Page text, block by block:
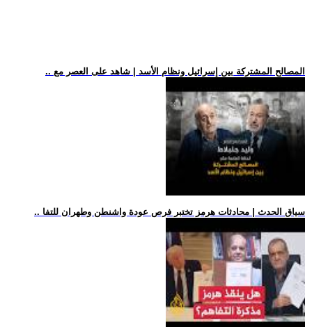
.. المصالح المشتركة بين إسرائيل ونظام الأسد | شاهد على العصر مع
.. سياق الحدث | محادثات هرمز تختبر فرص عودة واشنطن وطهران للتفا